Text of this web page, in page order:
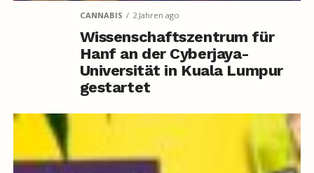
CANNABIS 2 Jahren ago
Wissenschaftszentrum für
Hanf an der Cyberjaya-
Universität in Kuala Lumpur
gestartet